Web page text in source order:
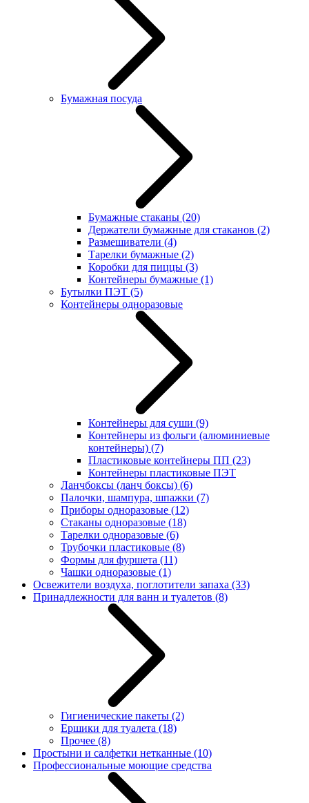
Бумажная посуда
Бумажные стаканы (20)
Держатели бумажные для стаканов (2)
Размешиватели (4)
Тарелки бумажные (2)
Коробки для пиццы (3)
Контейнеры бумажные (1)
Бутылки ПЭТ (5)
Контейнеры одноразовые
Контейнеры для суши (9)
Контейнеры из фольги (алюминиевые
контейнеры) (7)
Пластиковые контейнеры ПП (23)
Контейнеры пластиковые ПЭТ
Ланчбоксы (ланч боксы) (6)
Палочки, шампура, шпажки (7)
Приборы одноразовые (12)
Стаканы одноразовые (18)
Тарелки одноразовые (6)
Трубочки пластиковые (8)
Формы для фуршета (11)
Чашки одноразовые (1)
Освежители воздуха, поглотители запаха (33)
Принадлежности для ванн и туалетов (8)
Гигиенические пакеты (2)
Ершики для туалета (18)
Прочее (8)
Простыни и салфетки нетканные (10)
Профессиональные моющие средства